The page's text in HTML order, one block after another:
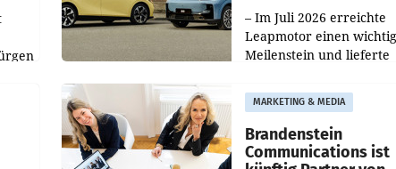
– Im Juli 2026 erreichte
Leapmotor einen
Meilenstein und lieferte
aus, womit sich das
gegenüber Juli 2025
verdoppelte (+102
MARKETING & MEDIA
Brandenstein
Communications ist